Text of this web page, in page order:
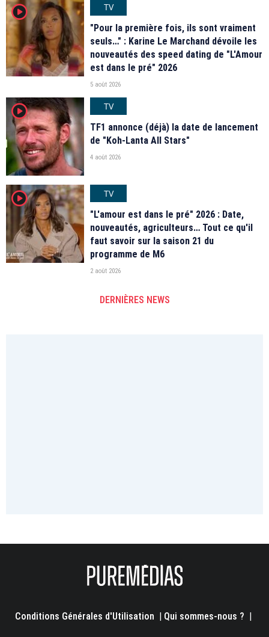
player2
TV
"Pour la première fois, ils sont vraiment
seuls…" : Karine Le Marchand dévoile les
nouveautés des speed dating de "L'Amour
est dans le pré" 2026
5 août 2026
player2
TV
TF1 annonce (déjà) la date de lancement
de "Koh-Lanta All Stars"
4 août 2026
player2
TV
"L'amour est dans le pré" 2026 : Date,
nouveautés, agriculteurs… Tout ce qu'il
faut savoir sur la saison 21 du
programme de M6
2 août 2026
DERNIÈRES NEWS
Conditions Générales d'Utilisation | Qui sommes-nous ? |